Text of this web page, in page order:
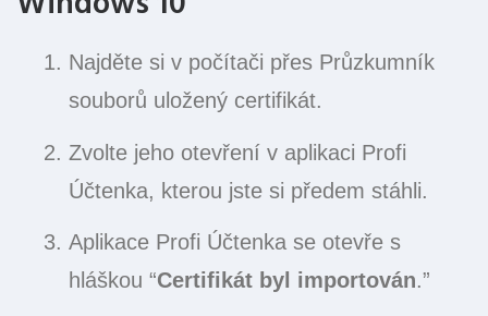
Najděte si v počítači přes Průzkumník
souborů uložený certifikát.
Zvolte jeho otevření v aplikaci Profi
Účtenka, kterou jste si předem stáhli.
Aplikace Profi Účtenka se otevře s
hláškou “Certifikát byl importován.”